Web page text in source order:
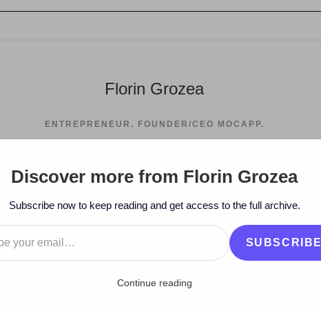
Florin Grozea
ENTREPRENEUR. FOUNDER/CEO MOCAPP.
> December
Ads la Venture
Discover more from Florin Grozea
Subscribe now to keep reading and get access to the full archive.
SUBSCRIBE
Continue reading